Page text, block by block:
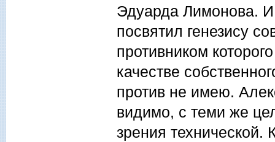
Эдуарда Лимонова.
посвятил генезису
противником
качестве
против не имею.
видимо, с теми же
зрения технической.